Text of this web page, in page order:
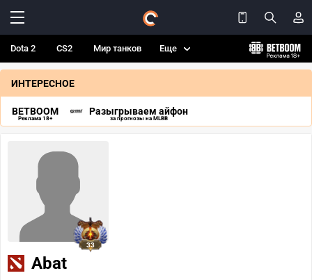
Dota 2 CS2 Мир танков Еще
ИНТЕРЕСНОЕ
BETBOOM
Реклама 18+
Разыгрываем айфон
за прогнозы на MLBB
33
Abat